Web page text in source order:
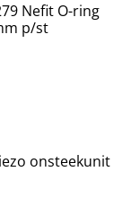
Nefit O-ring
p/st
onsteekunit